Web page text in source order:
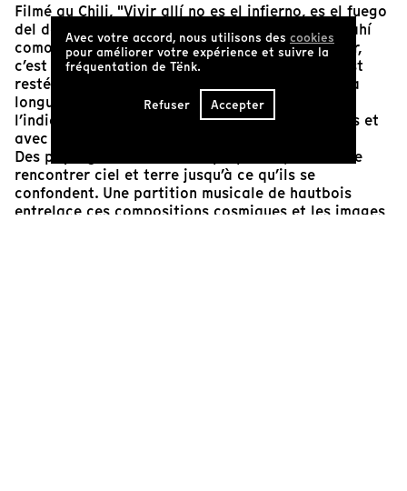
Filmé au Chili, "Vivir allí no es el infierno, es el fuego
del desierto. La plenitud de la vida, que quedó ahí
como un arból" ("Vivre là bas ce n’est pas l’enfer,
c’est le feu du désert. La plénitude de la vie y est
restée présente, comme un arbre") est, comme la
longueur étonnante de son titre semble nous
l’indiquer, une expérience de dilatation du temps et
avec lui de nos sens.
Des paysages lunaires se superposent, faisant se
rencontrer ciel et terre jusqu’à ce qu’ils se
confondent. Une partition musicale de hautbois
entrelace ces compositions cosmiques et les images
Avec votre accord, nous utilisons des cookies
pour améliorer votre expérience et suivre la
fréquentation de Tënk.
Refuser Accepter